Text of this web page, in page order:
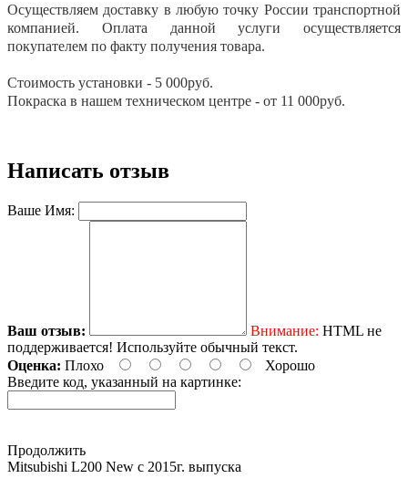
Осуществляем доставку в любую точку России транспортной
компанией. Оплата данной услуги осуществляется
покупателем по факту получения товара.
Стоимость установки - 5 000руб.
Покраска в нашем техническом центре - от 11 000руб.
Написать отзыв
Ваше Имя:
Ваш отзыв: Внимание: HTML не
поддерживается! Используйте обычный текст.
Оценка: Плохо
Хорошо
Введите код, указанный на картинке:
Продолжить
Mitsubishi L200 New с 2015г. выпуска